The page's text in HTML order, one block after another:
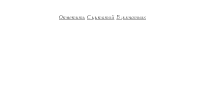
Ответить С цитатой В цитатник